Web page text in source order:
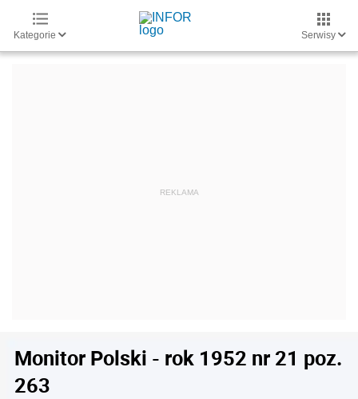
Kategorie Serwisy
Monitor Polski - rok 1952 nr 21 poz.
263